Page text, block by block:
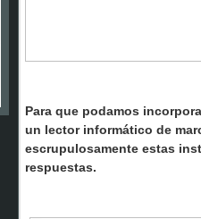
Para que podamos
un lector informático de
escrupulosamente estas
respuestas.